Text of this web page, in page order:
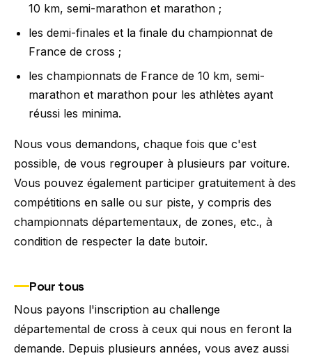
10 km, semi-marathon et marathon ;
les demi-finales et la finale du championnat de
France de cross ;
les championnats de France de 10 km, semi-
marathon et marathon pour les athlètes ayant
réussi les minima.
Nous vous demandons, chaque fois que c'est
possible, de vous regrouper à plusieurs par voiture.
Vous pouvez également participer gratuitement à des
compétitions en salle ou sur piste, y compris des
championnats départementaux, de zones, etc., à
condition de respecter la date butoir.
Pour tous
Nous payons l'inscription au challenge
départemental de cross à ceux qui nous en feront la
demande. Depuis plusieurs années, vous avez aussi